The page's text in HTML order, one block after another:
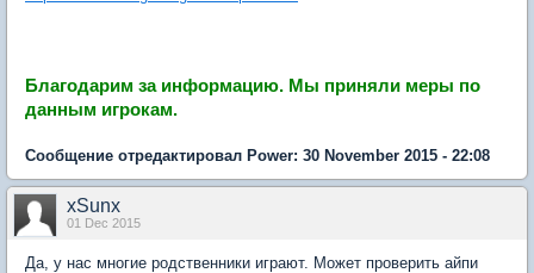
Благодарим за информацию. Мы приняли меры по
данным игрокам.
Сообщение отредактировал Power: 30 November 2015 - 22:08
xSunx
01 Dec 2015
Да, у нас многие родственники играют. Может проверить айпи